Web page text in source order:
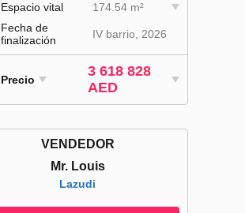
Espacio vital
174.54 m²
Fecha de
finalización
IV barrio, 2026
Precio
3 618 828
AED
VENDEDOR
Mr. Louis
Lazudi